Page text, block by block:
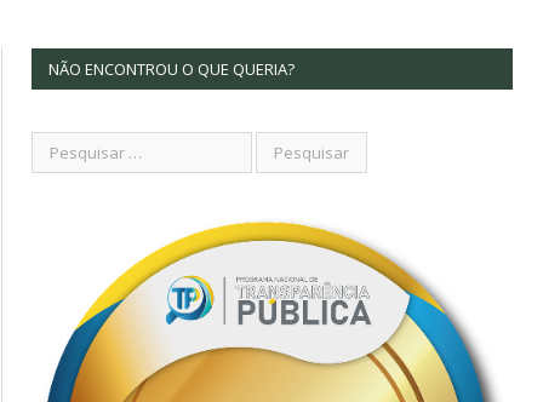
NÃO ENCONTROU O QUE QUERIA?